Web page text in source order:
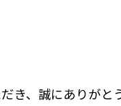
き、誠にありがと